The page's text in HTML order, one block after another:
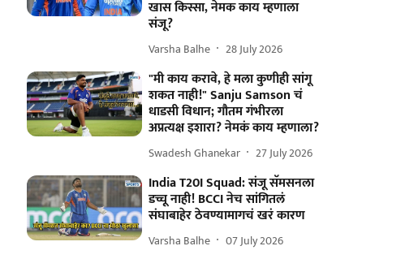
खास किस्सा, नेमक काय म्हणाला
संजू?
Varsha Balhe 28 July 2026
"मी काय करावे, हे मला कुणीही सांगू
शकत नाही!" Sanju Samson चं
धाडसी विधान; गौतम गंभीरला
अप्रत्यक्ष इशारा? नेमकं काय म्हणाला?
Swadesh Ghanekar 27 July 2026
India T20I Squad: संजू सॅमसनला
डच्चू नाही! BCCI नेच सांगितलं
संघाबाहेर ठेवण्यामागचं खरं कारण
Varsha Balhe 07 July 2026